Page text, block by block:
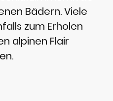
Bädern. Viele
zum Erholen
alpinen Flair